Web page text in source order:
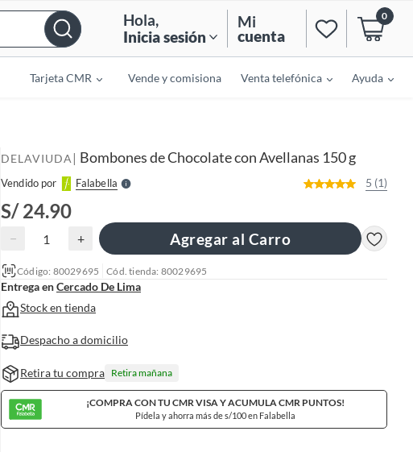
Hola,
Inicia sesión
Mi
cuenta
0
Tarjeta CMR Vende y comisiona Venta telefónica Ayuda
DELAVIUDA | Bombones de Chocolate con Avellanas 150 g
Vendido por FalabellaS
l
l
5 (1)
S/ 24.90
− + Agregar al Carro
Código: 80029695 Cód. tienda: 80029695
Entrega enCercado De Lima
Stock en tienda
Despacho a domicilio
Retira tu compra Retira mañana
¡COMPRA CON TU CMR VISA Y ACUMULA CMR PUNTOS!
Pídela y ahorra más de s/100 en Falabella